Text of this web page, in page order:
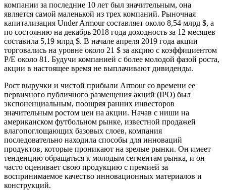
компании за последние 10 лет был значительным, она
является самой маленькой из трех компаний. Рыночная
капитализация Under Armour составляет около 8,54 млрд $, а
по состоянию на декабрь 2018 года доходность за 12 месяцев
составила 5,19 млрд $. В начале апреля 2019 года акции
торговались на уровне около 21 $ за акцию с коэффициентом
P/E около 81. Будучи компанией с более молодой фазой роста,
акции в настоящее время не выплачивают дивиденды.
Рост выручки и чистой прибыли Armour со времени ее
первичного публичного размещения акций (IPO) был
экспоненциальным, поощряя ранних инвесторов
значительным ростом цен на акции. Начав с ниши на
американском футбольном рынке, известной продажей
влагопоглощающих базовых слоев, компания
последовательно находила способы для инноваций
продуктов, которые проникают на зрелые рынки. Он имеет
тенденцию обращаться к молодым сегментам рынка, и он
часто оценивает свою продукцию с премией за
воспринимаемое качество инновационных материалов и
конструкций.